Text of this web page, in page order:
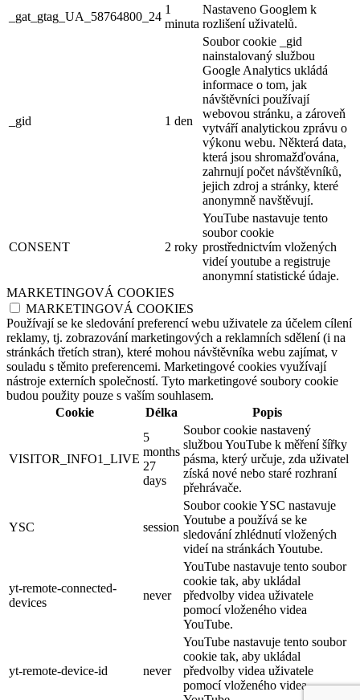
_gat_gtag_UA_58764800_24
1
minuta
Nastaveno Googlem k
rozlišení uživatelů.
_gid 1 den
Soubor cookie _gid
nainstalovaný službou
Google Analytics ukládá
informace o tom, jak
návštěvníci používají
webovou stránku, a zároveň
vytváří analytickou zprávu o
výkonu webu. Některá data,
která jsou shromažďována,
zahrnují počet návštěvníků,
jejich zdroj a stránky, které
anonymně navštěvují.
CONSENT 2 roky
YouTube nastavuje tento
soubor cookie
prostřednictvím vložených
videí youtube a registruje
anonymní statistické údaje.
MARKETINGOVÁ COOKIES
MARKETINGOVÁ COOKIES
Používají se ke sledování preferencí webu uživatele za účelem cílení
reklamy, tj. zobrazování marketingových a reklamních sdělení (i na
stránkách třetích stran), které mohou návštěvníka webu zajímat, v
souladu s těmito preferencemi. Marketingové cookies využívají
nástroje externích společností. Tyto marketingové soubory cookie
budou použity pouze s vaším souhlasem.
Cookie
Délka Popis
VISITOR_INFO1_LIVE
5
months
27
days
Soubor cookie nastavený
službou YouTube k měření šířky
pásma, který určuje, zda uživatel
získá nové nebo staré rozhraní
přehrávače.
YSC session
Soubor cookie YSC nastavuje
Youtube a používá se ke
sledování zhlédnutí vložených
videí na stránkách Youtube.
yt-remote-connected-
devices
never
YouTube nastavuje tento soubor
cookie tak, aby ukládal
předvolby videa uživatele
pomocí vloženého videa
YouTube.
yt-remote-device-id never
YouTube nastavuje tento soubor
cookie tak, aby ukládal
předvolby videa uživatele
pomocí vloženého videa